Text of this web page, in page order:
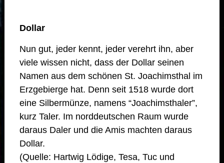
Dollar
Nun gut, jeder kennt, jeder verehrt ihn, aber
viele wissen nicht, dass der Dollar seinen
Namen aus dem schönen St. Joachimsthal im
Erzgebierge hat. Denn seit 1518 wurde dort
eine Silbermünze, namens “Joachimsthaler”,
kurz Taler. Im norddeutschen Raum wurde
daraus Daler und die Amis machten daraus
Dollar.
(Quelle: Hartwig Lödige, Tesa, Tuc und